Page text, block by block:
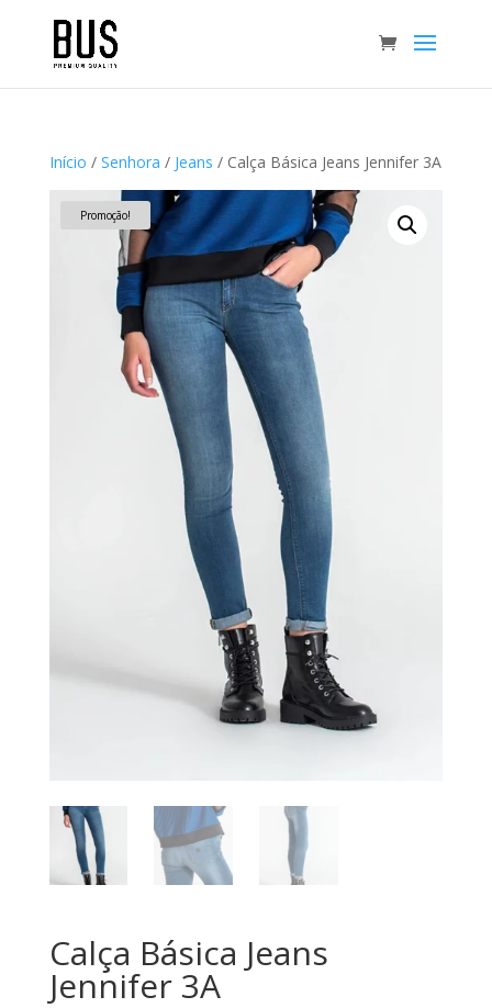
Início / Senhora / Jeans / Calça Básica Jeans Jennifer 3A
Promoção!
Calça Básica Jeans
Jennifer 3A